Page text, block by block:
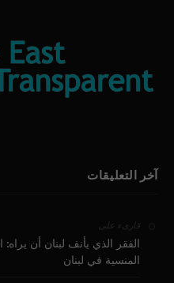
آخر التعليقات
قارىء على
الفقر الذي يأنف لبنان أن
المنسية في لبنان